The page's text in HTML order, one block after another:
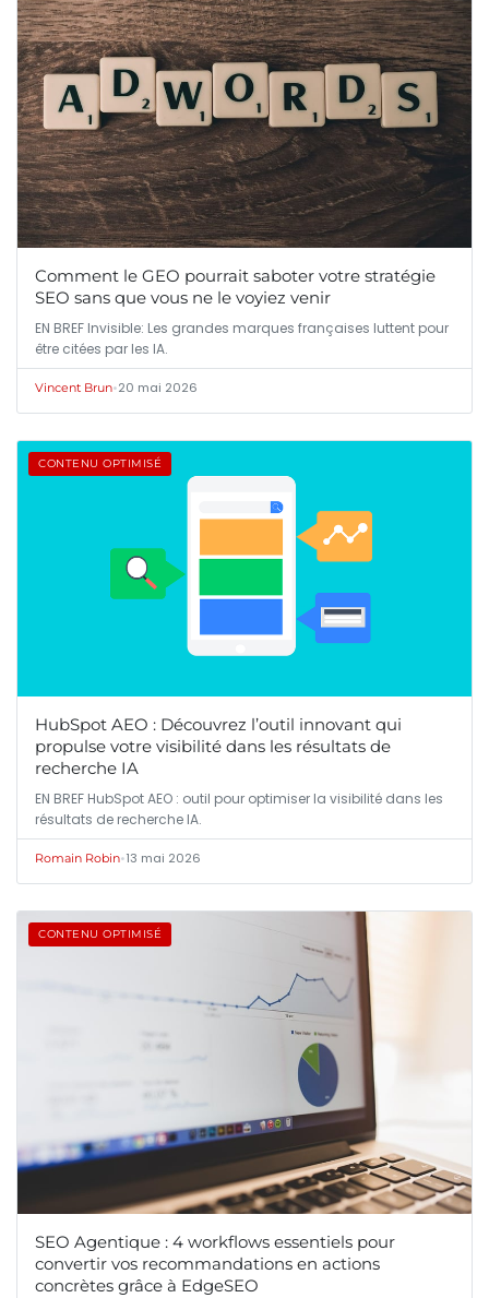
Comment le GEO pourrait saboter votre stratégie
SEO sans que vous ne le voyiez venir
EN BREF Invisible: Les grandes marques françaises luttent pour
être citées par les IA.
Vincent Brun•20 mai 2026
CONTENU OPTIMISÉ
HubSpot AEO : Découvrez l’outil innovant qui
propulse votre visibilité dans les résultats de
recherche IA
EN BREF HubSpot AEO : outil pour optimiser la visibilité dans les
résultats de recherche IA.
Romain Robin•13 mai 2026
CONTENU OPTIMISÉ
SEO Agentique : 4 workflows essentiels pour
convertir vos recommandations en actions
concrètes grâce à EdgeSEO